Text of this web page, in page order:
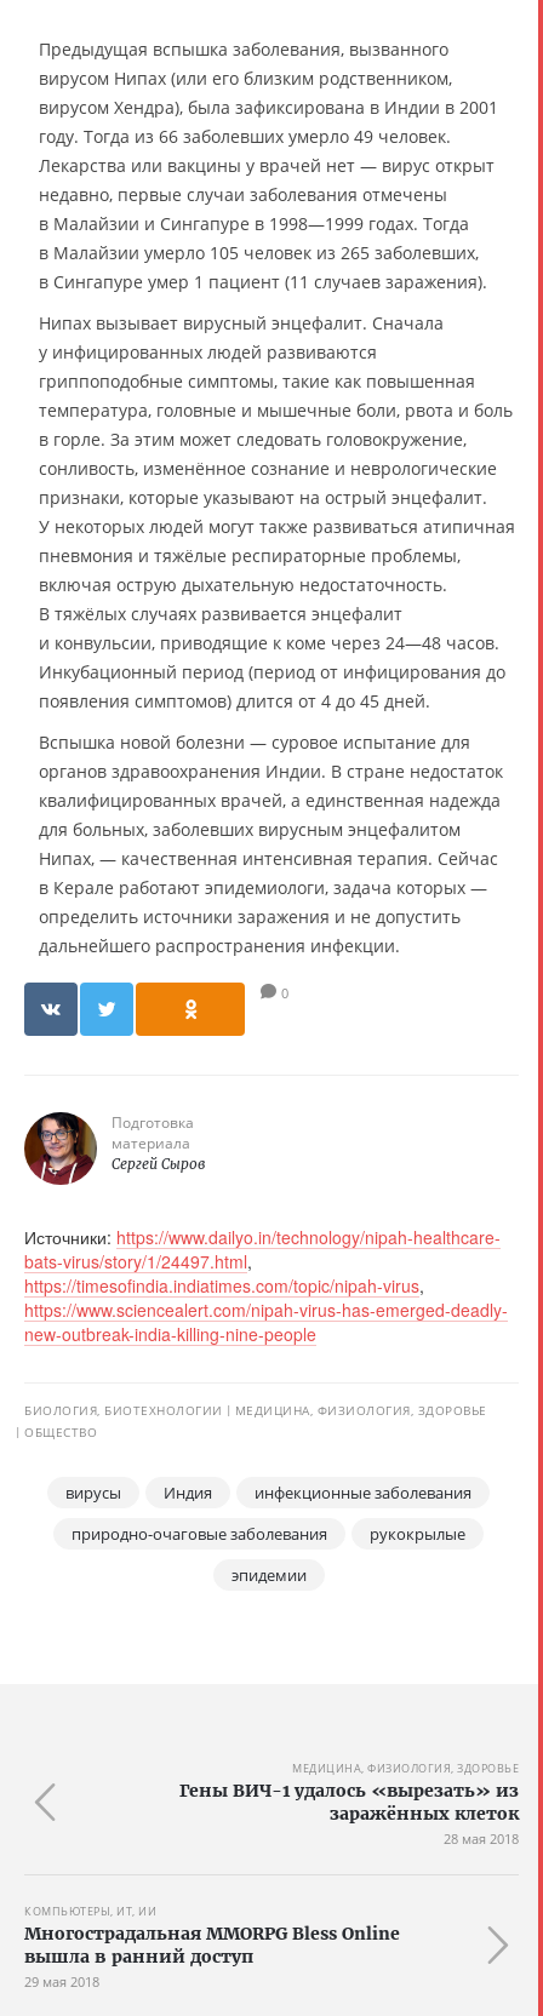
Предыдущая вспышка заболевания, вызванного
вирусом Нипах (или его близким родственником,
вирусом Хендра), была зафиксирована в Индии в 2001
году. Тогда из 66 заболевших умерло 49 человек.
Лекарства или вакцины у врачей нет — вирус открыт
недавно, первые случаи заболевания отмечены
в Малайзии и Сингапуре в 1998—1999 годах. Тогда
в Малайзии умерло 105 человек из 265 заболевших,
в Сингапуре умер 1 пациент (11 случаев заражения).
Нипах вызывает вирусный энцефалит. Сначала
у инфицированных людей развиваются
гриппоподобные симптомы, такие как повышенная
температура, головные и мышечные боли, рвота и боль
в горле. За этим может следовать головокружение,
сонливость, изменённое сознание и неврологические
признаки, которые указывают на острый энцефалит.
У некоторых людей могут также развиваться атипичная
пневмония и тяжёлые респираторные проблемы,
включая острую дыхательную недостаточность.
В тяжёлых случаях развивается энцефалит
и конвульсии, приводящие к коме через 24—48 часов.
Инкубационный период (период от инфицирования до
появления симптомов) длится от 4 до 45 дней.
Вспышка новой болезни — суровое испытание для
органов здравоохранения Индии. В стране недостаток
квалифицированных врачей, а единственная надежда
для больных, заболевших вирусным энцефалитом
Нипах, — качественная интенсивная терапия. Сейчас
в Керале работают эпидемиологи, задача которых —
определить источники заражения и не допустить
дальнейшего распространения инфекции.
0
Подготовка
материала
Сергей Сыров
Источники: https://www.dailyo.in/technology/nipah-healthcare-
bats-virus/story/1/24497.html,
https://timesofindia.indiatimes.com/topic/nipah-virus,
https://www.sciencealert.com/nipah-virus-has-emerged-deadly-
new-outbreak-india-killing-nine-people
БИОЛОГИЯ, БИОТЕХНОЛОГИИ
МЕДИЦИНА, ФИЗИОЛОГИЯ, ЗДОРОВЬЕ
ОБЩЕСТВО
вирусы Индия
инфекционные заболевания
природно-очаговые заболевания
рукокрылые
эпидемии
МЕДИЦИНА, ФИЗИОЛОГИЯ, ЗДОРОВЬЕ
Гены ВИЧ-1 удалось «вырезать» из
заражённых клеток
28 мая 2018
КОМПЬЮТЕРЫ, ИТ, ИИ
Многострадальная MMORPG Bless Online
вышла в ранний доступ
29 мая 2018